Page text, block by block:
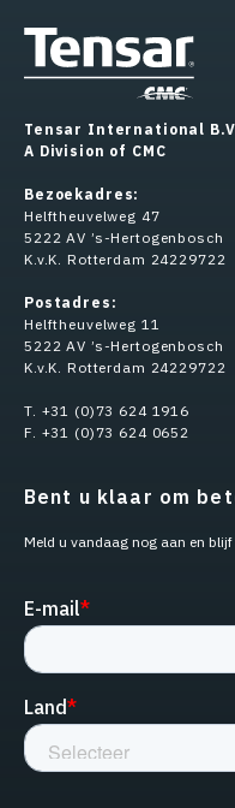
Tensar International B.V
A Division of CMC
Bezoekadres:
Helftheuvelweg 47
5222 AV ’s-Hertogenbosch
K.v.K. Rotterdam 24229722
Postadres:
Helftheuvelweg 11
5222 AV ’s-Hertogenbosch
K.v.K. Rotterdam 24229722
T. +31 (0)73 624 1916
F. +31 (0)73 624 0652
Bent u klaar om
Meld u vandaag nog aan en